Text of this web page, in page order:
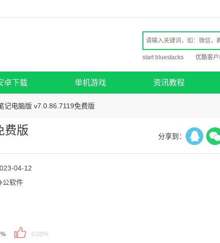
start bluestacks 优酷客
卓下载 单机游戏 资讯教程
记电脑版 v7.0.86.7119免费版
费版 分享到：
04-12
公软件
0.00%